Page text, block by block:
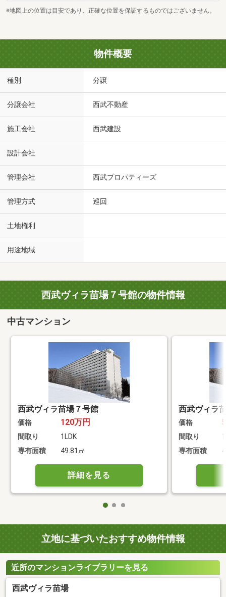
※地図上の位置は目安であり、正確な位置を保証するものではございません。
物件概要
種別 分譲
分譲会社 西武不動産
施工会社 西武建設
設計会社
管理会社 西武プロパティーズ
管理方式 巡回
土地権利
用途地域
西武ヴィラ苗場７号館の物件情報
中古マンション
西武ヴィラ苗場７号館
価格 120万円
間取り
1LDK
専有面積
49.81㎡
詳細を見る
西武ヴィラ
価格
間取り
専有面積
立地に基づいたおすすめ物件情報
近所のマンションライブラリーを見る
西武ヴィラ苗場